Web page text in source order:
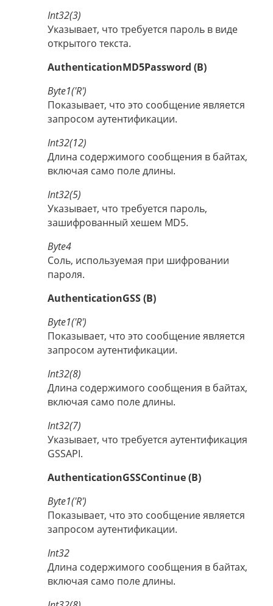
Int32(3)
Указывает, что требуется пароль в виде
открытого текста.
AuthenticationMD5Password (B)
Byte1('R')
Показывает, что это сообщение является
запросом аутентификации.
Int32(12)
Длина содержимого сообщения в байтах,
включая само поле длины.
Int32(5)
Указывает, что требуется пароль,
зашифрованный хешем MD5.
Byte4
Соль, используемая при шифровании
пароля.
AuthenticationGSS (B)
Byte1('R')
Показывает, что это сообщение является
запросом аутентификации.
Int32(8)
Длина содержимого сообщения в байтах,
включая само поле длины.
Int32(7)
Указывает, что требуется аутентификация
GSSAPI.
AuthenticationGSSContinue (B)
Byte1('R')
Показывает, что это сообщение является
запросом аутентификации.
Int32
Длина содержимого сообщения в байтах,
включая само поле длины.